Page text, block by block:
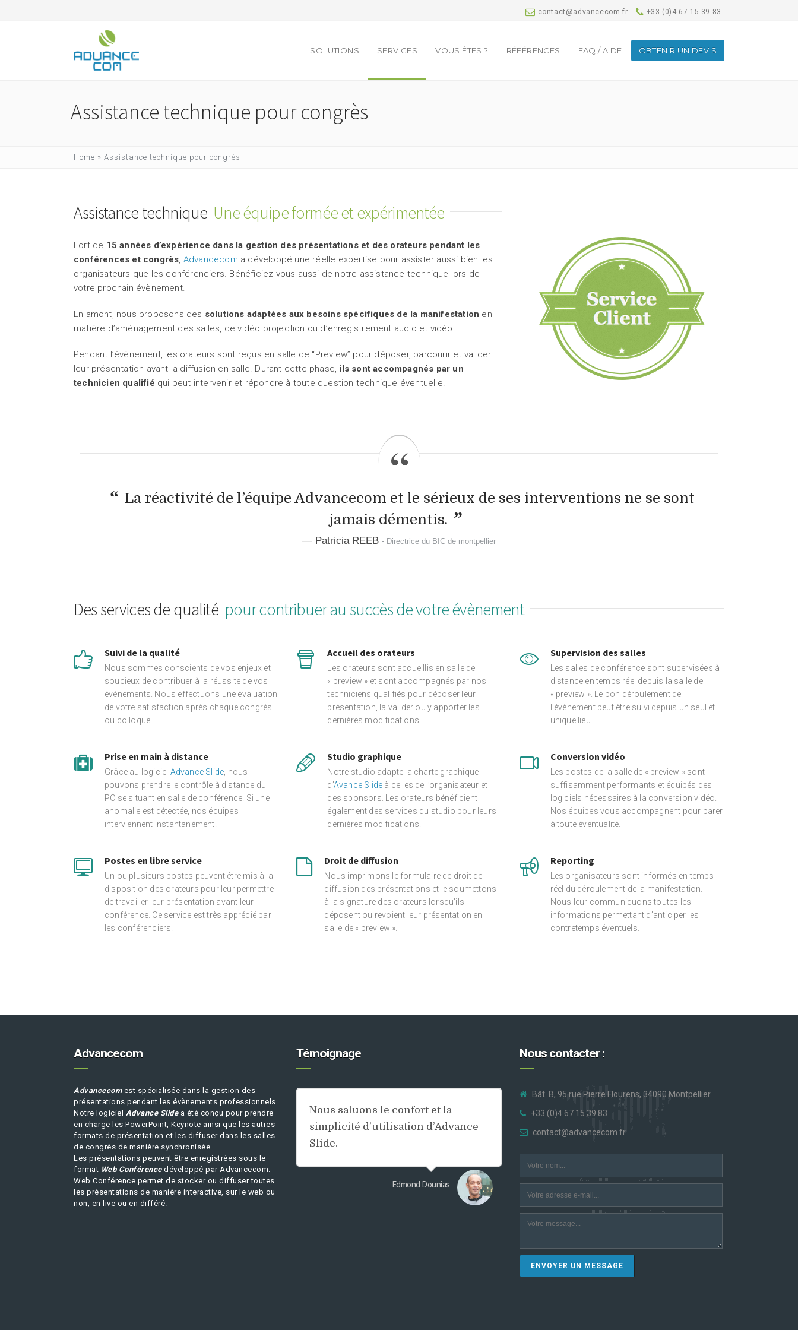
contact@advancecom.fr +33 (0)4 67 15 39 83
SOLUTIONS SERVICES VOUS ÊTES ? RÉFÉRENCES FAQ / AIDE OBTENIR UN DEVIS
Assistance technique pour congrès
Home » Assistance technique pour congrès
Assistance technique Une équipe formée et expérimentée
Fort de 15 années d’expérience dans la gestion des présentations et des orateurs pendant les
conférences et congrès, Advancecom a développé une réelle expertise pour assister aussi bien les
organisateurs que les conférenciers. Bénéficiez vous aussi de notre assistance technique lors de
votre prochain évènement.
En amont, nous proposons des solutions adaptées aux besoins spécifiques de la manifestation en
matière d’aménagement des salles, de vidéo projection ou d’enregistrement audio et vidéo.
Pendant l’évènement, les orateurs sont reçus en salle de “Preview” pour déposer, parcourir et valider
leur présentation avant la diffusion en salle. Durant cette phase, ils sont accompagnés par un
technicien qualifié qui peut intervenir et répondre à toute question technique éventuelle.
La réactivité de l’équipe Advancecom et le sérieux de ses interventions ne se sont
jamais démentis.
Patricia REEB - Directrice du BIC de montpellier
Des services de qualité pour contribuer au succès de votre évènement
Suivi de la qualité
Nous sommes conscients de vos enjeux et
soucieux de contribuer à la réussite de vos
évènements. Nous effectuons une évaluation
de votre satisfaction après chaque congrès
ou colloque.
Prise en main à distance
Grâce au logiciel Advance Slide , nous
pouvons prendre le contrôle à distance du
PC se situant en salle de conférence. Si une
anomalie est détectée, nos équipes
interviennent instantanément.
Postes en libre service
Un ou plusieurs postes peuvent être mis à la
disposition des orateurs pour leur permettre
de travailler leur présentation avant leur
conférence. Ce service est très apprécié par
les conférenciers.
Accueil des orateurs
Les orateurs sont accueillis en salle de
« preview » et sont accompagnés par nos
techniciens qualifiés pour déposer leur
présentation, la valider ou y apporter les
dernières modifications.
Studio graphique
Notre studio adapte la charte graphique
d’Avance Slide à celles de l’organisateur et
des sponsors. Les orateurs bénéficient
également des services du studio pour leurs
dernières modifications.
Droit de diffusion
Nous imprimons le formulaire de droit de
diffusion des présentations et le soumettons
à la signature des orateurs lorsqu’ils
déposent ou revoient leur présentation en
salle de « preview ».
Supervision des salles
Les salles de conférence sont supervisées à
distance en temps réel depuis la salle de
« preview ». Le bon déroulement de
l’évènement peut être suivi depuis un seul et
unique lieu.
Conversion vidéo
Les postes de la salle de « preview » sont
suffisamment performants et équipés des
logiciels nécessaires à la conversion vidéo.
Nos équipes vous accompagnent pour parer
à toute éventualité.
Reporting
Les organisateurs sont informés en temps
réel du déroulement de la manifestation.
Nous leur communiquons toutes les
informations permettant d’anticiper les
contretemps éventuels.
Advancecom
Advancecomest spécialisée dans la gestion des
présentations pendant les évènements professionnels.
Notre logiciel Advance Slidea été conçu pour prendre
en charge les PowerPoint, Keynote ainsi que les autres
formats de présentation et les diffuser dans les salles
de congrès de manière synchronisée.
Les présentations peuvent être enregistrées sous le
format Web Conférencedéveloppé par Advancecom.
Web Conférence permet de stocker ou diffuser toutes
les présentations de manière interactive, sur le web ou
non, en live ou en différé.
Témoignage
Nous saluons le confort et la
simplicité d’utilisation d’Advance
Slide.
Edmond Dounias
Nous contacter :
Bât. B, 95 rue Pierre Flourens, 34090 Montpellier
+33 (0)4 67 15 39 83
contact@advancecom.fr
ENVOYER UN MESSAGE